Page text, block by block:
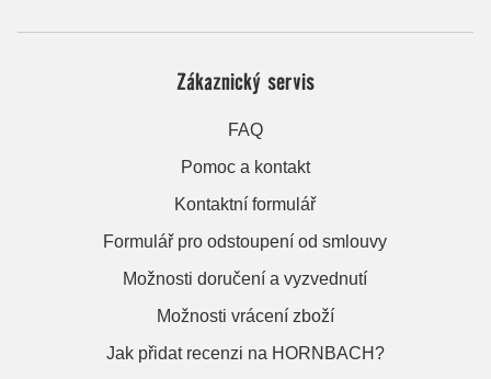
Zákaznický servis
FAQ
Pomoc a kontakt
Kontaktní formulář
Formulář pro odstoupení od smlouvy
Možnosti doručení a vyzvednutí
Možnosti vrácení zboží
Jak přidat recenzi na HORNBACH?